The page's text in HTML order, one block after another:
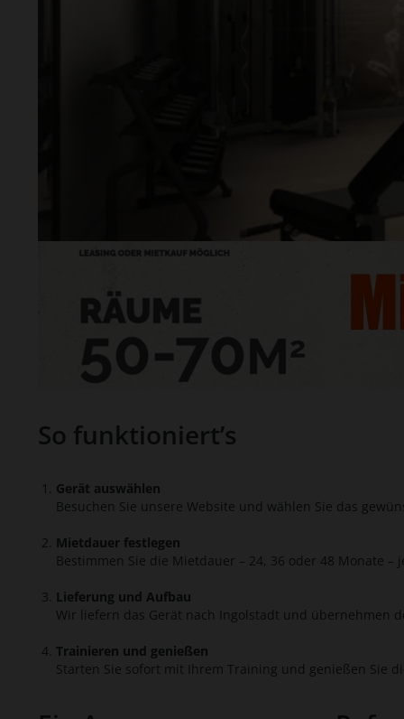
So funktioniert’s
Gerät auswählen
Besuchen Sie unsere Website und wählen Sie das
Mietdauer festlegen
Bestimmen Sie die Mietdauer – 24, 36 oder 48 Monate
Lieferung und Aufbau
Wir liefern das Gerät nach Ingolstadt und übernehmen
Trainieren und genießen
Starten Sie sofort mit Ihrem Training und genießen Sie